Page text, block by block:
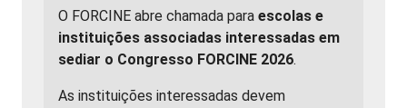
O FORCINE abre chamada para escolas e
instituições associadas interessadas em
sediar o Congresso FORCINE 2026.
As instituições interessadas devem